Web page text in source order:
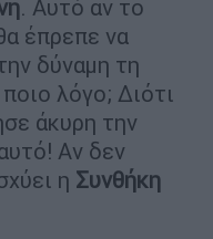
. Αυτό αν το
έπρεπε να
δύναμη τη
ποιο λόγο; Διότι
άκυρη την
Αν δεν
η Συνθήκη